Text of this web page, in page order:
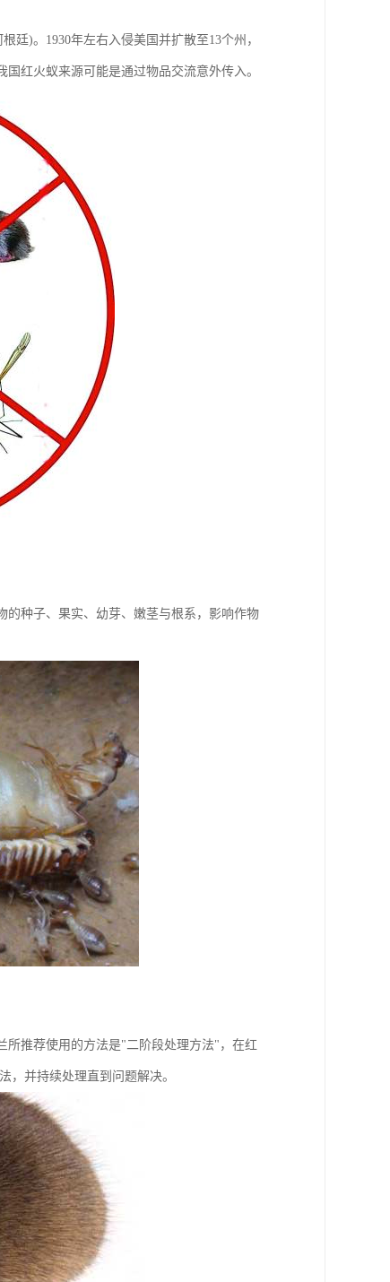
)。1930年左右入侵美国并扩散至13个州，
红火蚁来源可能是通过物品交流意外传入。
种子、果实、幼芽、嫩茎与根系，影响作物
推荐使用的方法是"二阶段处理方法"，在红
，并持续处理直到问题解决。